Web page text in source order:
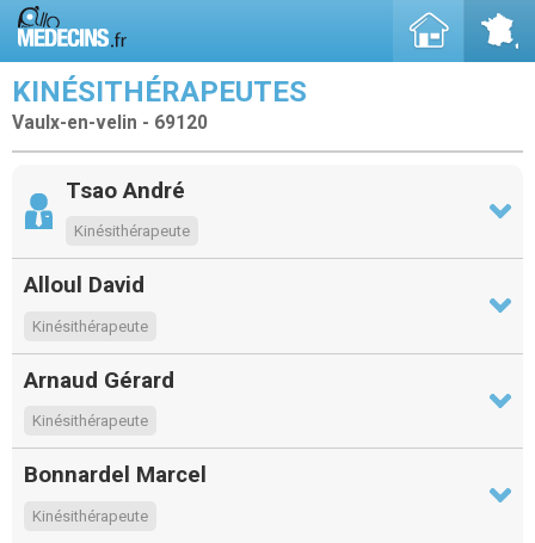
KINÉSITHÉRAPEUTES
Vaulx-en-velin - 69120
Tsao André
Kinésithérapeute
Alloul David
Kinésithérapeute
Arnaud Gérard
Kinésithérapeute
Bonnardel Marcel
Kinésithérapeute